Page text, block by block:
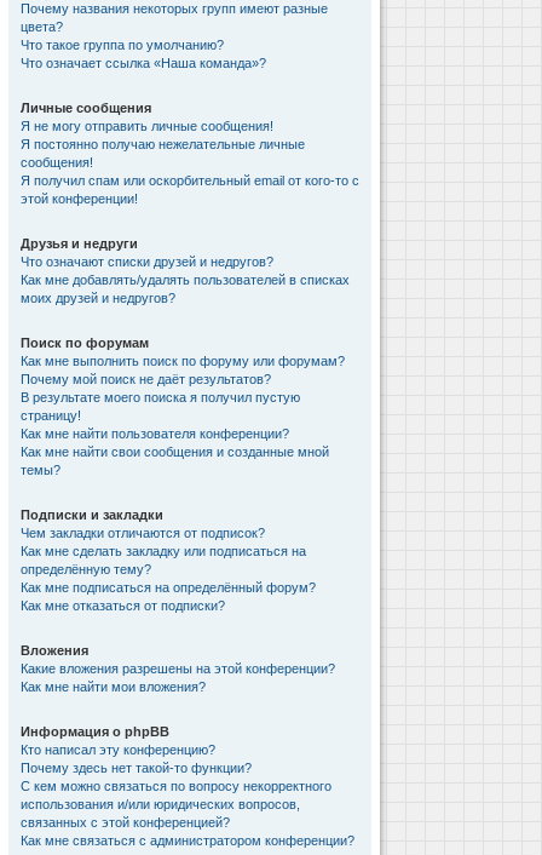
Почему названия некоторых групп имеют разные
цвета?
Что такое группа по умолчанию?
Что означает ссылка «Наша команда»?
Личные сообщения
Я не могу отправить личные сообщения!
Я постоянно получаю нежелательные личные
сообщения!
Я получил спам или оскорбительный email от кого-то с
этой конференции!
Друзья и недруги
Что означают списки друзей и недругов?
Как мне добавлять/удалять пользователей в списках
моих друзей и недругов?
Поиск по форумам
Как мне выполнить поиск по форуму или форумам?
Почему мой поиск не даёт результатов?
В результате моего поиска я получил пустую
страницу!
Как мне найти пользователя конференции?
Как мне найти свои сообщения и созданные мной
темы?
Подписки и закладки
Чем закладки отличаются от подписок?
Как мне сделать закладку или подписаться на
определённую тему?
Как мне подписаться на определённый форум?
Как мне отказаться от подписки?
Вложения
Какие вложения разрешены на этой конференции?
Как мне найти мои вложения?
Информация о phpBB
Кто написал эту конференцию?
Почему здесь нет такой-то функции?
С кем можно связаться по вопросу некорректного
использования и/или юридических вопросов,
связанных с этой конференцией?
Как мне связаться с администратором конференции?